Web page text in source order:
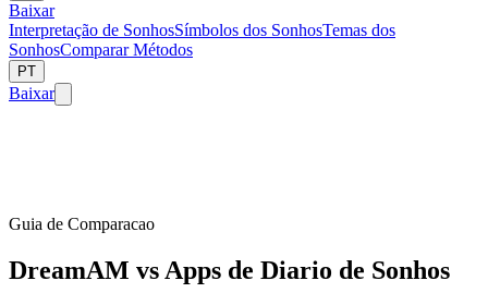
Baixar
Interpretação de SonhosSímbolos dos SonhosTemas dos
SonhosComparar Métodos
PT
Baixar
Guia de Comparacao
DreamAM vs Apps de Diario de Sonhos